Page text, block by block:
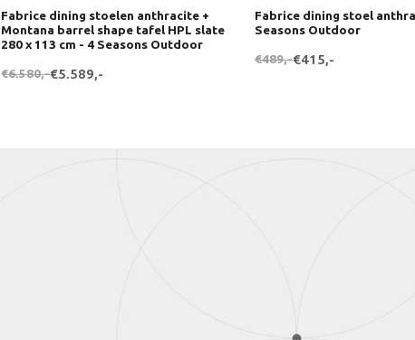
Fabrice dining stoelen anthracite +
Montana barrel shape tafel HPL slate
280 x 113 cm - 4 Seasons Outdoor
€6.580,-€5.589,-
Fabrice dining stoel
Seasons Outdoor
€489,-€415,-